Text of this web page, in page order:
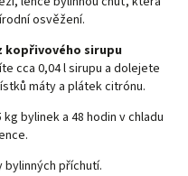
osvěžení.
kopřivového sirupu
cca 0,04 l sirupu a dolejete
máty a plátek citrónu.
bylinek a 48 hodin v chladu
bylinných příchutí.